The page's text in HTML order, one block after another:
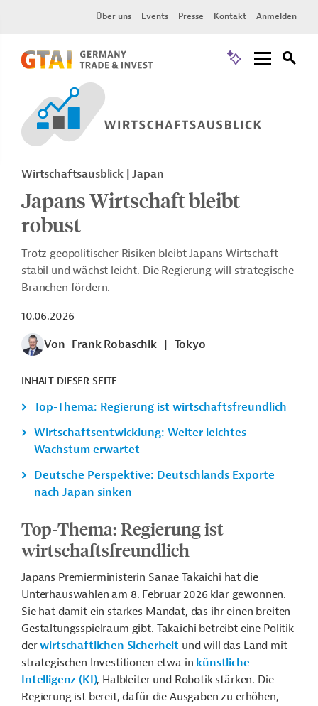
Über uns Events Presse Kontakt Anmelden
Wirtschaftsausblick | Japan
Japans Wirtschaft bleibt
robust
Trotz geopolitischer Risiken bleibt Japans Wirtschaft
stabil und wächst leicht. Die Regierung will strategische
Branchen fördern.
10.06.2026
Von Frank Robaschik Tokyo
INHALT DIESER SEITE
Top-Thema: Regierung ist wirtschaftsfreundlich
Wirtschaftsentwicklung: Weiter leichtes
Wachstum erwartet
Deutsche Perspektive: Deutschlands Exporte
nach Japan sinken
Top-Thema: Regierung ist
wirtschaftsfreundlich
Japans Premierministerin Sanae Takaichi hat die
Unterhauswahlen am 8. Februar 2026 klar gewonnen.
Sie hat damit ein starkes Mandat, das ihr einen breiten
Gestaltungsspielraum gibt. Takaichi betreibt eine Politik
derwirtschaftlichen Sicherheit und will das Land mit
strategischen Investitionen etwa in künstliche
Intelligenz (KI), Halbleiter und Robotik stärken. Die
Regierung ist bereit, dafür die Ausgaben zu erhöhen,